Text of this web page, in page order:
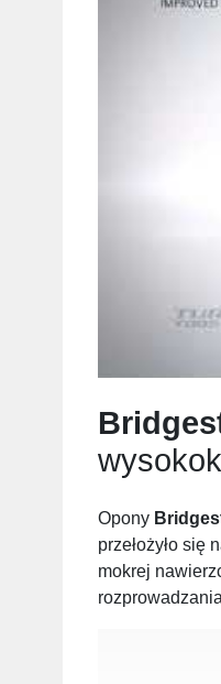
Opony
przełożyło się
mokrej